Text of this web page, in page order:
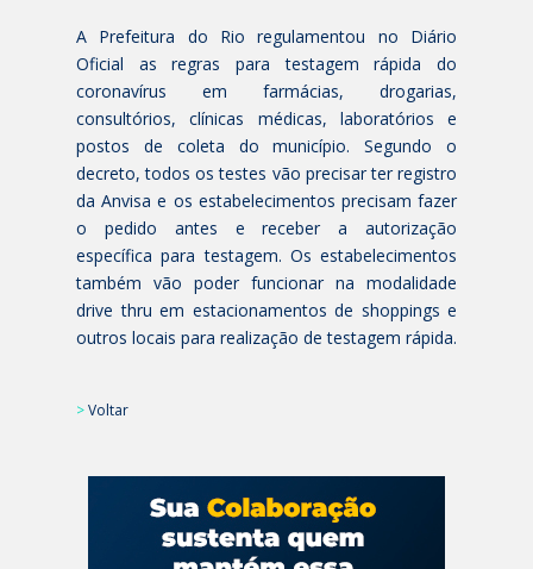
A Prefeitura do Rio regulamentou no Diário
Oficial as regras para testagem rápida do
coronavírus em farmácias, drogarias,
consultórios, clínicas médicas, laboratórios e
postos de coleta do município. Segundo o
decreto, todos os testes vão precisar ter registro
da Anvisa e os estabelecimentos precisam fazer
o pedido antes e receber a autorização
específica para testagem. Os estabelecimentos
também vão poder funcionar na modalidade
drive thru em estacionamentos de shoppings e
outros locais para realização de testagem rápida.
>Voltar